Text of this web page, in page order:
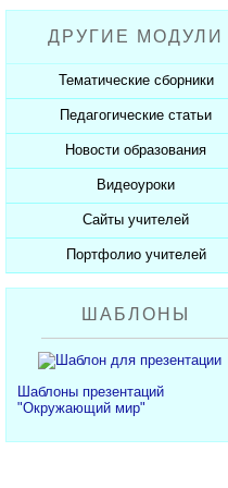
Пожарная безопасность
СанПиНы
Должностные обязанности
Планы, справки, протоколы
Презентации к Дню матери
Презентации к Новому году
Презентации к 23 февраля
Презентации к 8 марта
Презентации к Дню Победы
350 лет Петру I
Разработки учащихся
Софт для учителя
ДРУГИЕ МОДУЛИ
Тематические сборники
Сборники презентаций
Педагогические статьи
Каталог статей
Добавить статью
Новости образования
Новости образования
Видеоуроки
Видеоуроки ЕГЭ и ОГЭ
Сайты учителей
Каталог сайтов
Добавить сайт
Портфолио учителей
Каталог портфолио
Добавить портфолио
ШАБЛОНЫ
Шаблоны презентаций
"Окружающий мир"